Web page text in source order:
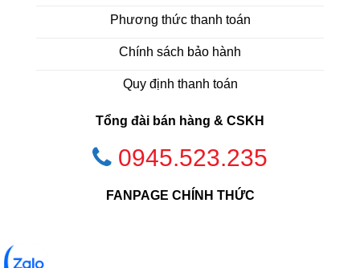
Phương thức thanh toán
Chính sách bảo hành
Quy định thanh toán
Tổng đài bán hàng & CSKH
0945.523.235
FANPAGE CHÍNH THỨC